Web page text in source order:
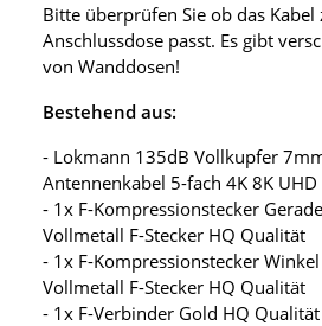
Bitte überprüfen Sie ob das Kabel
Anschlussdose passt. Es gibt
von Wanddosen!
Bestehend aus:
- Lokmann 135dB Vollkupfer
Antennenkabel 5-fach 4K 8K UHD
- 1x F-Kompressionstecker
Vollmetall F-Stecker HQ Qualität
- 1x F-Kompressionstecker
Vollmetall F-Stecker HQ Qualität
- 1x F-Verbinder Gold HQ